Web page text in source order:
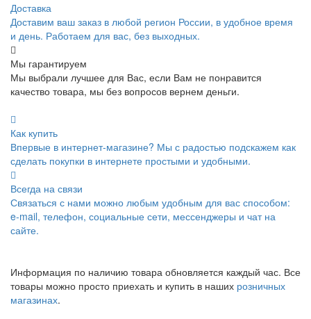
Доставка
Доставим ваш заказ в любой регион России, в удобное время
и день. Работаем для вас, без выходных.
Мы гарантируем
Мы выбрали лучшее для Вас, если Вам не понравится
качество товара, мы без вопросов вернем деньги.
Как купить
Впервые в интернет-магазине? Мы с радостью подскажем как
сделать покупки в интернете простыми и удобными.
Всегда на связи
Связаться с нами можно любым удобным для вас способом:
e-mail, телефон, социальные сети, мессенджеры и чат на
сайте.
Информация по наличию товара обновляется каждый час. Все
товары можно просто приехать и купить в наших розничных
магазинах.